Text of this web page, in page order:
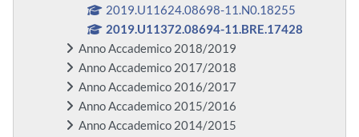
2019.U11624.08698-11.N0.18255
2019.U11372.08694-11.BRE.17428
Anno Accademico 2018/2019
Anno Accademico 2017/2018
Anno Accademico 2016/2017
Anno Accademico 2015/2016
Anno Accademico 2014/2015